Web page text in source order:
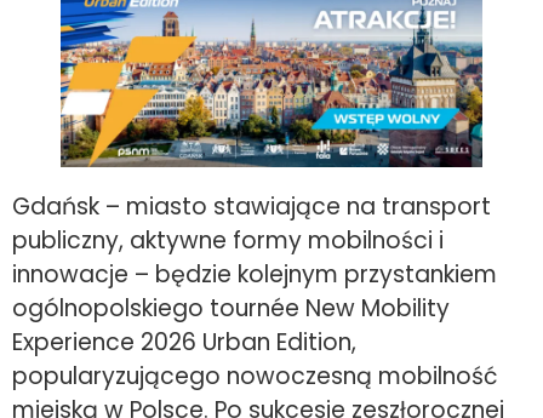
Gdańsk – miasto stawiające na transport
publiczny, aktywne formy mobilności i
innowacje – będzie kolejnym przystankiem
ogólnopolskiego tournée New Mobility
Experience 2026 Urban Edition,
popularyzującego nowoczesną mobilność
miejską w Polsce. Po sukcesie zeszłorocznej